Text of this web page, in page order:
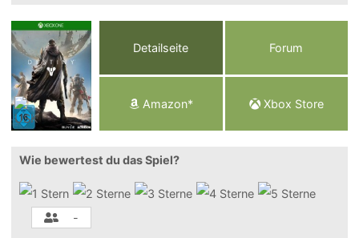
Detailseite Forum
Amazon* Xbox Store
Wie bewertest du das Spiel?
-